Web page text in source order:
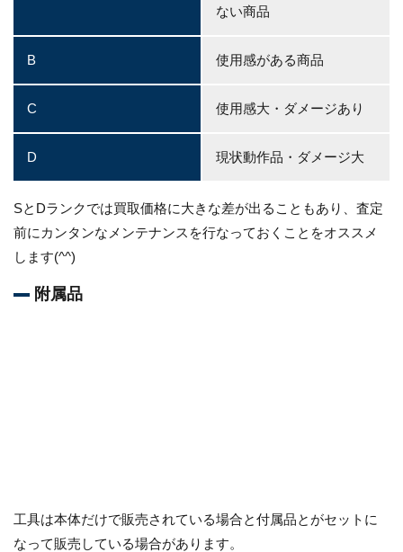
ない商品
B 使用感がある商品
C 使用感大・ダメージあり
D 現状動作品・ダメージ大
SとDランクでは買取価格に大きな差が出ることもあり、査定
前にカンタンなメンテナンスを行なっておくことをオススメ
します(^^)
附属品
工具は本体だけで販売されている場合と付属品とがセットに
なって販売している場合があります。